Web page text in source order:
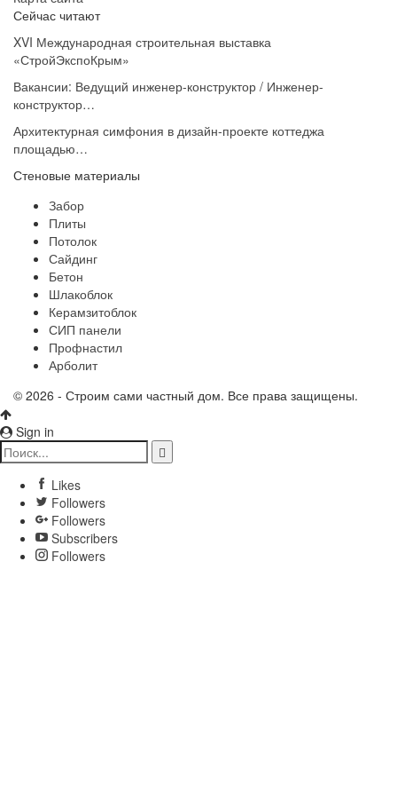
Сейчас читают
XVI Международная строительная выставка
«СтройЭкспоКрым»
Вакансии: Ведущий инженер-конструктор / Инженер-
конструктор…
Архитектурная симфония в дизайн-проекте коттеджа
площадью…
Стеновые материалы
Забор
Плиты
Потолок
Сайдинг
Бетон
Шлакоблок
Керамзитоблок
СИП панели
Профнастил
Арболит
© 2026 - Строим сами частный дом. Все права защищены.
Sign in
Likes
Followers
Followers
Subscribers
Followers